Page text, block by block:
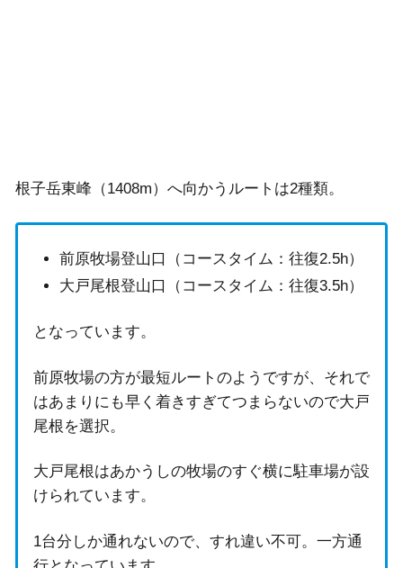
根子岳東峰（1408m）へ向かうルートは2種類。
前原牧場登山口（コースタイム：往復2.5h）
大戸尾根登山口（コースタイム：往復3.5h）
となっています。
前原牧場の方が最短ルートのようですが、それで
はあまりにも早く着きすぎてつまらないので大戸
尾根を選択。
大戸尾根はあかうしの牧場のすぐ横に駐車場が設
けられています。
1台分しか通れないので、すれ違い不可。一方通